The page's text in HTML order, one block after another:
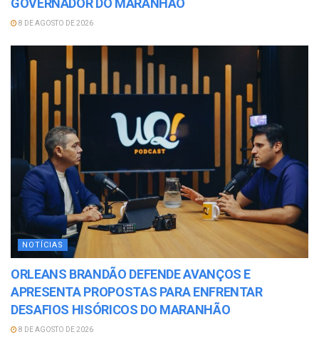
8 DE AGOSTO DE 2026
NOTÍCIAS
ORLEANS BRANDÃO DEFENDE AVANÇOS E
APRESENTA PROPOSTAS PARA ENFRENTAR
DESAFIOS HISÓRICOS DO MARANHÃO
8 DE AGOSTO DE 2026